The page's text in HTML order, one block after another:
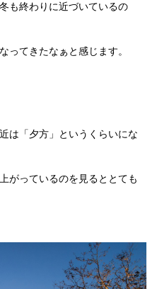
も終わりに近づいているの
ってきたなぁと感じます。
は「夕方」というくらいにな
がっているのを見るととても